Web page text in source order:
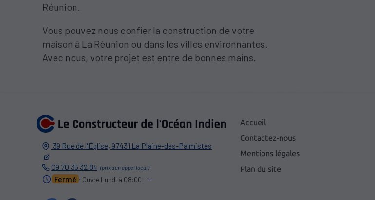
Réunion.
Vous pouvez nous confier la construction de votre
maison à La Réunion ou dans les villes environnantes.
Avec nous, votre projet est entre de bonnes mains.
39 Rue de l'Église, 97431 La Plaine-des-Palmistes
09 70 35 32 84
Fermé ⋅ Ouvre Lundi à 08:00
Accueil
Contactez-nous
Mentions légales
Plan du site